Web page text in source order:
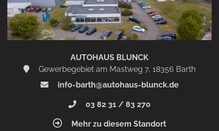
aktivieren
AUTOHAUS BLUNCK
Gewerbegebiet am Mastweg 7, 18356 Barth
info-barth@autohaus-blunck.de
03 82 31 / 83 270
Mehr zu diesem Standort